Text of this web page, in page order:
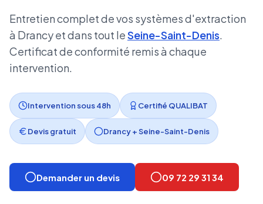
Entretien complet de vos systèmes d'extraction
à Drancy et dans tout leSeine-Saint-Denis.
Certificat de conformité remis à chaque
intervention.
Intervention sous 48h Certifié QUALIBAT
Devis gratuit Drancy + Seine-Saint-Denis
Demander un devis 09 72 29 31 34